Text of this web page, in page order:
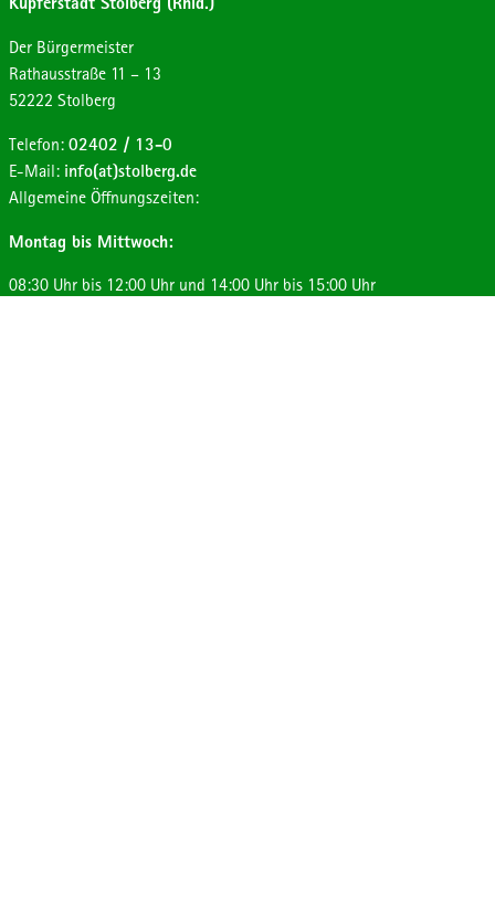
Kupferstadt Stolberg (Rhld.)
Der Bürgermeister
Strasse:
Rathausstraße Hausnummer:
11 – 13
Postleitzahl:
52222 Ort:
Stolberg
Telefon: 02402 / 13-0
E-Mail: info(at)stolberg.de
Allgemeine Öffnungszeiten:
Montag bis Mittwoch:
08:30 Uhr bis 12:00 Uhr und 14:00 Uhr bis 15:00 Uhr